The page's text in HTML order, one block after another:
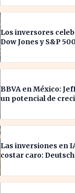
Los inversores
Dow Jones y S&P
BBVA en México:
un potencial de
Las inversiones en
costar caro: